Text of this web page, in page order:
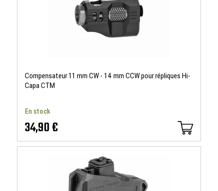
Compensateur 11 mm CW - 14 mm CCW pour répliques Hi-
Capa CTM
En stock
34,90 €